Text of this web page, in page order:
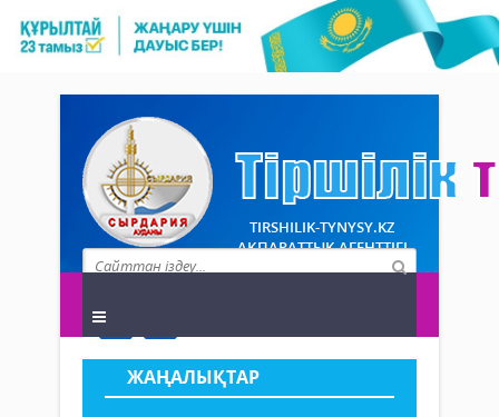
TIRSHILIK-TYNYSY.KZ
АҚПАРАТТЫҚ АГЕНТТІГІ
ЖАҢАЛЫҚТАР